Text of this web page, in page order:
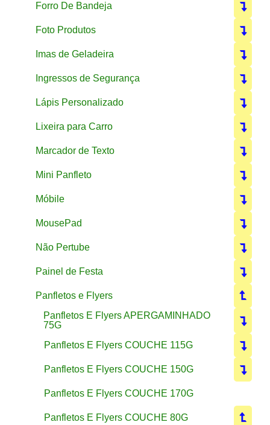
Forro De Bandeja
Foto Produtos
Imas de Geladeira
Ingressos de Segurança
Lápis Personalizado
Lixeira para Carro
Marcador de Texto
Mini Panfleto
Móbile
MousePad
Não Pertube
Painel de Festa
Panfletos e Flyers
Panfletos E Flyers APERGAMINHADO
75G
Panfletos E Flyers COUCHE 115G
Panfletos E Flyers COUCHE 150G
Panfletos E Flyers COUCHE 170G
Panfletos E Flyers COUCHE 80G